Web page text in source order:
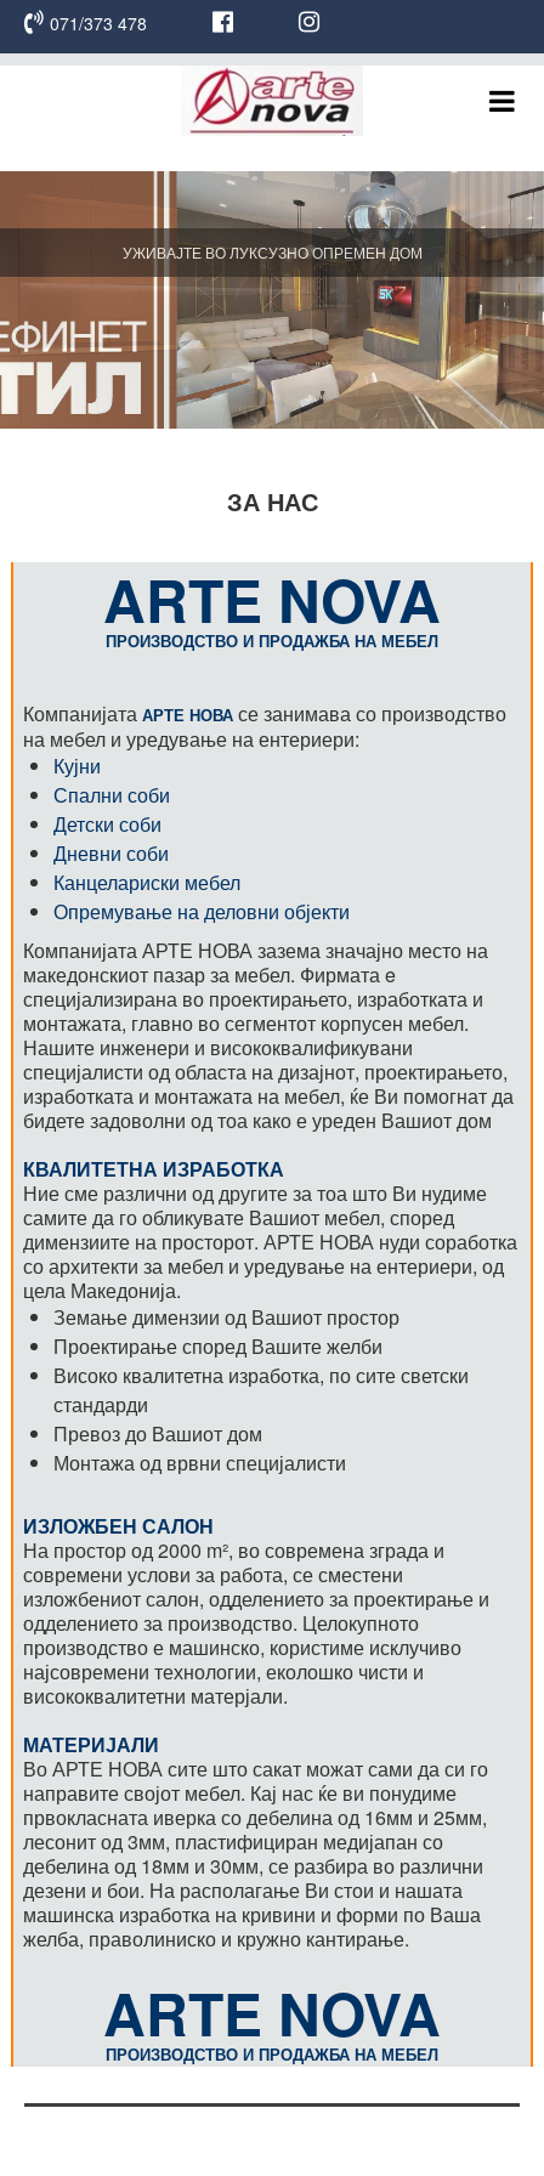
071/373 478
УЖИВАЈТЕ ВО ЛУКСУЗНО ОПРЕМЕН ДОМ
ЗА НАС
ARTE NOVA
ПРОИЗВОДСТВО И ПРОДАЖБА НА МЕБЕЛ
Компанијата АРТЕ НОВА се занимава со производство
на мебел и уредување на ентериери:
Кујни
Спални соби
Детски соби
Дневни соби
Канцелариски мебел
Опремување на деловни објекти
Компанијата АРТЕ НОВА зазема значајно место на
македонскиот пазар за мебел. Фирмата e
специјализирана во проектирањето, изработката и
монтажата, главно во сегментот корпусен мебел.
Нашите инженери и висококвалификувани
специјалисти од областа на дизајнот, проектирањето,
изработката и монтажата на мебел, ќе Ви помогнат да
бидете задоволни од тоа како е уреден Вашиот дом
КВАЛИТЕТНА ИЗРАБОТКА
Ние сме различни од другите за тоа што Ви нудиме
самите да го обликувате Вашиот мебел, според
димензиите на просторот. АРТЕ НОВА нуди соработка
со архитекти за мебел и уредување на ентериери, од
цела Македонија.
Земање димензии од Вашиот простор
Проектирање според Вашите желби
Високо квалитетна изработка, по сите светски
стандарди
Превоз до Вашиот дом
Монтажа од врвни специјалисти
ИЗЛОЖБЕН САЛОН
На простор од 2000 m², во современа зграда и
современи услови за работа, се сместени
изложбениот салон, одделението за проектирање и
одделението за производство. Целокупното
производство е машинско, користиме исклучиво
најсовремени технологии, еколошко чисти и
висококвалитетни матерјали.
МАТЕРИЈАЛИ
Во АРТЕ НОВА сите што сакат можат сами да си го
направите својот мебел. Кај нас ќе ви понудиме
првокласната иверка со дебелина од 16мм и 25мм,
лесонит од 3мм, пластифициран медијапан со
дебелина од 18мм и 30мм, се разбира во различни
дезени и бои. На располагање Ви стои и нашата
машинска изработка на кривини и форми по Ваша
желба, праволиниско и кружно кантирање.
ARTE NOVA
ПРОИЗВОДСТВО И ПРОДАЖБА НА МЕБЕЛ